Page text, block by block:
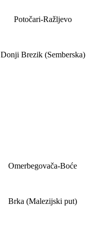
Potočari-Ražljevo
Donji Brezik (Semberska)
Omerbegovača-Boće
Brka (Malezijski put)